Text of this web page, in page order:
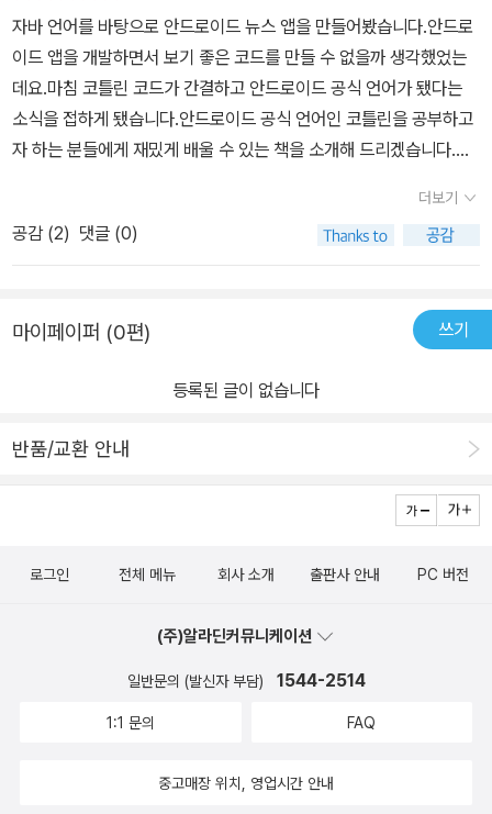
자바 언어를 바탕으로 안드로이드 뉴스 앱을 만들어봤습니다.안드로
이드 앱을 개발하면서 보기 좋은 코드를 만들 수 없을까 생각했었는
데요.마침 코틀린 코드가 간결하고 안드로이드 공식 언어가 됐다는
소식을 접하게 됐습니다.안드로이드 공식 언어인 코틀린을 공부하고
자 하는 분들에게 재밌게 배울 수 있는 책을 소개해 드리겠습니다.그
를 게임 만드는 느낌으로 한다.이 책은 변수 선언부터 클래스로 만들
기까지 게임을 만든다는 느낌이 들어습니다.지금까지 프로그래밍 언
어를 공부하면서 딱딱한 예제를 많이 봤었는데요.이 책의 예제가 캐
공부하면서 기억에도 남고 코틀린에 대한 이해를 도왔습니다.기본 코
튜디오로도 예제를 설명합니다.2.인텔리제이로 테스트 시간을 단축
만 봤었는데요.코틀린을 인텔리제이 개발 툴을 사용하면서 테스트 실
고 구동하는 데 시간이 오래 걸렸습니다.간단한 코딩 테스트는 인텔
게 됐습니다.이 기능은 소스를 저장하지 않고 콘솔 상태에서 바로 실
Loop’ 인데요.읽고(Read) 콘솔을 실행(Print)해서 명령어 진행 상
태를 확인할 수 있습니다.3.Null처리와 함수 사용법Java는 코드에
른 프로그래밍 언어는 null의 입력을 허용하는데요.코틀린은 null을
하기 위해서입니다.null을 사용하려면 null 안전 처리를 해줘야 사용
더보기
공감 (2) 댓글 (0)
마이페이퍼 (0편) 쓰기
등록된 글이 없습니다
반품/교환 안내
로그인 전체 메뉴 회사 소개 출판사 안내 PC 버전
(주)알라딘커뮤니케이션
일반문의 (발신자 부담) 1544-2514
1:1 문의 FAQ
중고매장 위치, 영업시간 안내